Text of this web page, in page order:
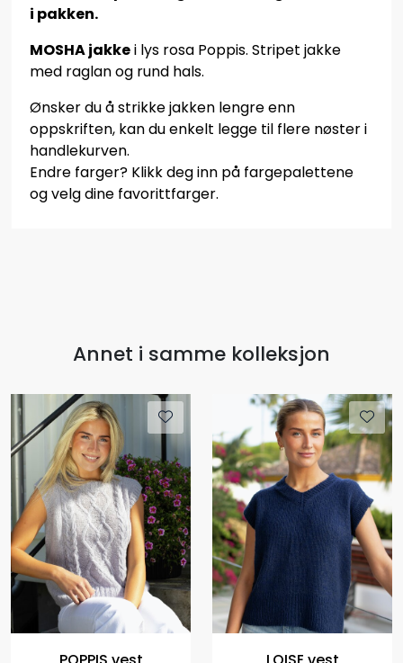
i pakken.
MOSHA jakkei lys rosa Poppis. Stripet jakke
med raglan og rund hals.
Ønsker du å strikke jakken lengre enn
oppskriften, kan du enkelt legge til flere nøster i
handlekurven.
Endre farger? Klikk deg inn på fargepalettene
og velg dine favorittfarger.
Annet i samme kolleksjon